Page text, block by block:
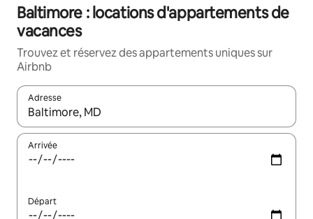
Baltimore : locations d'appartements de
vacances
Trouvez et réservez des appartements uniques sur
Airbnb
Adresse
Lorsque les résultats s'affichent, utilisez les flèches vers le
Arrivée
Départ